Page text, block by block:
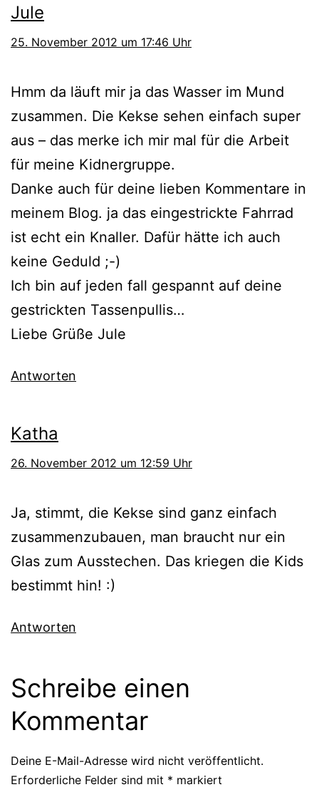
Jule
25. November 2012 um 17:46 Uhr
Hmm da läuft mir ja das Wasser im Mund
zusammen. Die Kekse sehen einfach super
aus – das merke ich mir mal für die Arbeit
für meine Kidnergruppe.
Danke auch für deine lieben Kommentare in
meinem Blog. ja das eingestrickte Fahrrad
ist echt ein Knaller. Dafür hätte ich auch
keine Geduld ;-)
Ich bin auf jeden fall gespannt auf deine
gestrickten Tassenpullis…
Liebe Grüße Jule
Antworten
Katha
26. November 2012 um 12:59 Uhr
Ja, stimmt, die Kekse sind ganz einfach
zusammenzubauen, man braucht nur ein
Glas zum Ausstechen. Das kriegen die Kids
bestimmt hin! :)
Antworten
Schreibe einen
Kommentar
Deine E-Mail-Adresse wird nicht veröffentlicht.
Erforderliche Felder sind mit * markiert